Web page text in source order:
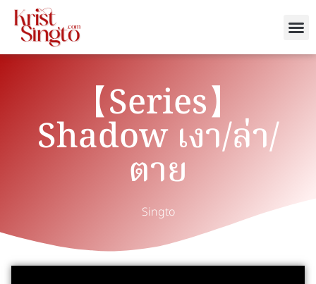
【Series】
Shadow เงา/ล่า/
ตาย
Singto